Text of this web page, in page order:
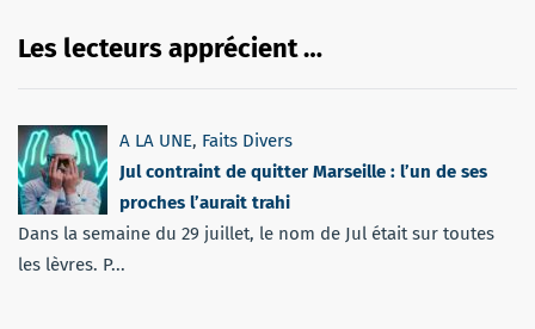
Les lecteurs apprécient …
A LA UNE, Faits Divers
Jul contraint de quitter Marseille : l’un de ses
proches l’aurait trahi
Dans la semaine du 29 juillet, le nom de Jul était sur toutes
les lèvres. P...